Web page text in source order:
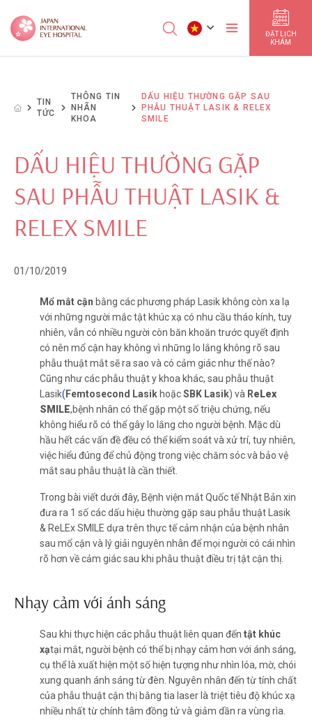
ĐẶT LỊCH
KHÁM
TIN
TỨC
THÔNG TIN
NHÃN
KHOA
DẤU HIỆU THƯỜNG GẶP SAU
PHẪU THUẬT LASIK & RELEX
SMILE
DẤU HIỆU THƯỜNG GẶP
SAU PHẪU THUẬT LASIK &
RELEX SMILE
01/10/2019
Mổ mắt cận bằng các phương pháp Lasik không còn xa lạ
với những người mắc tật khúc xạ có nhu cầu tháo kính, tuy
nhiên, vẫn có nhiều người còn băn khoăn trước quyết định
có nên mổ cận hay không vì những lo lắng không rõ sau
phẫu thuật mắt sẽ ra sao và có cảm giác như thế nào?
Cũng như các phẫu thuật y khoa khác, sau phẫu thuật
Lasik( Femtosecond Lasik hoặcSBK Lasik) và ReLex
SMILE,bệnh nhân có thể gặp một số triệu chứng, nếu
không hiểu rõ có thể gây lo lắng cho người bệnh. Mặc dù
hầu hết các vấn đề đều có thể kiểm soát và xử trí, tuy nhiên,
việc hiểu đúng để chủ động trong việc chăm sóc và bảo vệ
mắt sau phẫu thuật là cần thiết.
Trong bài viết dưới đây, Bệnh viện mắt Quốc tế Nhật Bản xin
đưa ra 1 số các dấu hiệu thường gặp sau phẫu thuật Lasik
& ReLEx SMILE dựa trên thực tế cảm nhận của bệnh nhân
sau mổ cận và lý giải nguyên nhân để mọi người có cái nhìn
rõ hơn về cảm giác sau khi phẫu thuật điều trị tật cận thị.
Nhạy cảm với ánh sáng
Sau khi thực hiện các phẫu thuật liên quan đếntật khúc
xạtại mắt, người bệnh có thể bị nhạy cảm hơn với ánh sáng,
cụ thể là xuất hiện một số hiện tượng như nhìn lóa, mờ, chói
xung quanh ánh sáng từ đèn. Nguyên nhân đến từ tính chất
của phẫu thuật cận thị bằng tia laser là triệt tiêu độ khúc xạ
nhiều nhất từ chính tâm đồng tử và giảm dần ra vùng rìa.